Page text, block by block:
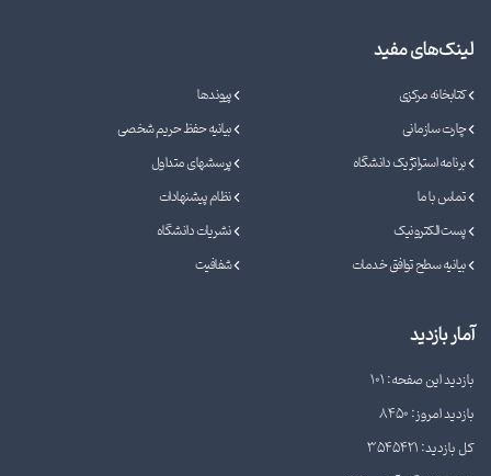
لینک‌های مفید
کتابخانه مرکزی
پیوندها
چارت سازمانی
بیانیه حفظ حریم شخصی
برنامه استراتژیک دانشگاه
پرسشهای متداول
تماس با ما
نظام پیشنهادات
پست الکترونیک
نشریات دانشگاه
بیانیه سطح توافق خدمات
شفافیت
آمار بازدید
بازدید این صفحه: 101
بازدید امروز: 8450
کل بازدید: 3545421